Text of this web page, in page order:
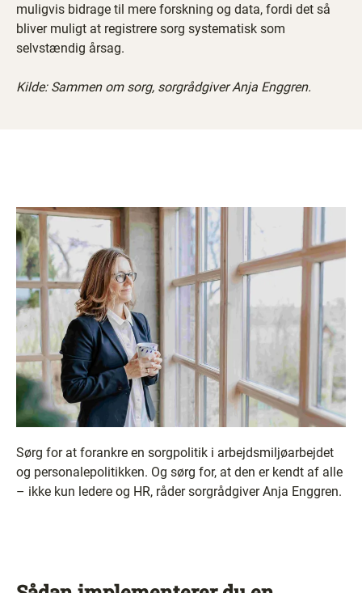
muligvis bidrage til mere forskning og data, fordi det så
bliver muligt at registrere sorg systematisk som
selvstændig årsag.
Kilde: Sammen om sorg, sorgrådgiver Anja Enggren.
Sørg for at forankre en sorgpolitik i arbejdsmiljøarbejdet
og personalepolitikken. Og sørg for, at den er kendt af alle
– ikke kun ledere og HR, råder sorgrådgiver Anja Enggren.